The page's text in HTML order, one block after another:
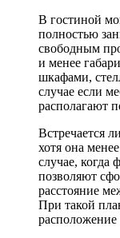
В гостиной
полностью
свободным
и менее
шкафами,
случае если
располагают
Встречается
хотя она
случае,
позволяют
расстояние
При такой